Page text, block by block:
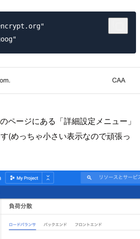
のページにある「詳細設定メニュー」
(めっちゃ小さい表示なので頑張っ